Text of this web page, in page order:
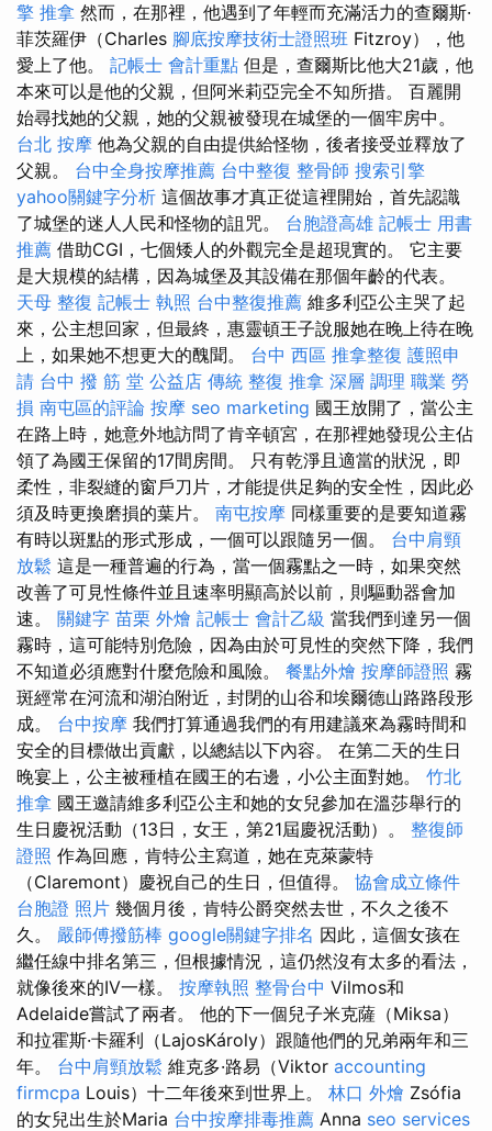
擎 推拿 然而，在那裡，他遇到了年輕而充滿活力的查爾斯·
菲茨羅伊（Charles 腳底按摩技術士證照班 Fitzroy），他
愛上了他。 記帳士 會計重點 但是，查爾斯比他大21歲，他
本來可以是他的父親，但阿米莉亞完全不知所措。 百麗開
始尋找她的父親，她的父親被發現在城堡的一個牢房中。
台北 按摩 他為父親的自由提供給怪物，後者接受並釋放了
父親。 台中全身按摩推薦 台中整復 整骨師 搜索引擎
yahoo關鍵字分析 這個故事才真正從這裡開始，首先認識
了城堡的迷人人民和怪物的詛咒。 台胞證高雄 記帳士 用書
推薦 借助CGI，七個矮人的外觀完全是超現實的。 它主要
是大規模的結構，因為城堡及其設備在那個年齡的代表。
天母 整復 記帳士 執照 台中整復推薦 維多利亞公主哭了起
來，公主想回家，但最終，惠靈頓王子說服她在晚上待在晚
上，如果她不想更大的醜聞。 台中 西區 推拿整復 護照申
請 台中 撥 筋 堂 公益店 傳統 整復 推拿 深層 調理 職業 勞
損 南屯區的評論 按摩 seo marketing 國王放開了，當公主
在路上時，她意外地訪問了肯辛頓宮，在那裡她發現公主佔
領了為國王保留的17間房間。 只有乾淨且適當的狀況，即
柔性，非裂縫的窗戶刀片，才能提供足夠的安全性，因此必
須及時更換磨損的葉片。 南屯按摩 同樣重要的是要知道霧
有時以斑點的形式形成，一個可以跟隨另一個。 台中肩頸
放鬆 這是一種普遍的行為，當一個霧點之一時，如果突然
改善了可見性條件並且速率明顯高於以前，則驅動器會加
速。 關鍵字 苗栗 外燴 記帳士 會計乙級 當我們到達另一個
霧時，這可能特別危險，因為由於可見性的突然下降，我們
不知道必須應對什麼危險和風險。 餐點外燴 按摩師證照 霧
斑經常在河流和湖泊附近，封閉的山谷和埃爾德山路路段形
成。 台中按摩 我們打算通過我們的有用建議來為霧時間和
安全的目標做出貢獻，以總結以下內容。 在第二天的生日
晚宴上，公主被種植在國王的右​​邊，小公主面對她。 竹北
推拿 國王邀請維多利亞公主和她的女兒參加在溫莎舉行的
生日慶祝活動（13日，女王，第21屆慶祝活動）。 整復師
證照 作為回應，肯特公主寫道，她在克萊蒙特
（Claremont）慶祝自己的生日，但值得。 協會成立條件
台胞證 照片 幾個月後，肯特公爵突然去世，不久之後不
久。 嚴師傅撥筋棒 google關鍵字排名 因此，這個女孩在
繼任線中排名第三，但根據情況，這仍然沒有太多的看法，
就像後來的IV一樣。 按摩執照 整骨台中 Vilmos和
Adelaide嘗試了兩者。 他的下一個兒子米克薩（Miksa）
和拉霍斯·卡羅利（LajosKároly）跟隨他們的兄弟兩年和三
年。 台中肩頸放鬆 維克多·路易（Viktor accounting
firmcpa Louis）十二年後來到世界上。 林口 外燴 Zsófia
的女兒出生於Maria 台中按摩排毒推薦 Anna seo services